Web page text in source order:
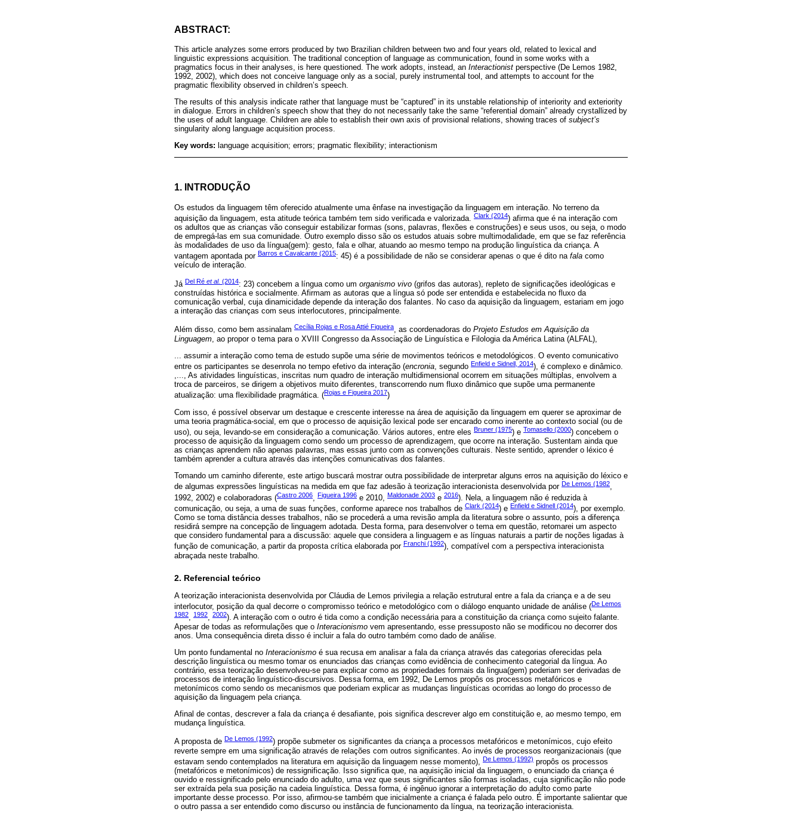
ABSTRACT:
This article analyzes some errors produced by two Brazilian children between two and four years old, related to lexical and
linguistic expressions acquisition. The traditional conception of language as communication, found in some works with a
pragmatics focus in their analyses, is here questioned. The work adopts, instead, an Interactionist perspective (De Lemos 1982,
1992, 2002), which does not conceive language only as a social, purely instrumental tool, and attempts to account for the
pragmatic flexibility observed in children’s speech.
The results of this analysis indicate rather that language must be “captured” in its unstable relationship of interiority and exteriority
in dialogue. Errors in children’s speech show that they do not necessarily take the same “referential domain” already crystallized by
the uses of adult language. Children are able to establish their own axis of provisional relations, showing traces of subject’s
singularity along language acquisition process.
Key words: language acquisition; errors; pragmatic flexibility; interactionism
1. INTRODUÇÃO
Os estudos da linguagem têm oferecido atualmente uma ênfase na investigação da linguagem em interação. No terreno da
aquisição da linguagem, esta atitude teórica também tem sido verificada e valorizada. Clark (2014) afirma que é na interação com
os adultos que as crianças vão conseguir estabilizar formas (sons, palavras, flexões e construções) e seus usos, ou seja, o modo
de empregá-las em sua comunidade. Outro exemplo disso são os estudos atuais sobre multimodalidade, em que se faz referência
às modalidades de uso da língua(gem): gesto, fala e olhar, atuando ao mesmo tempo na produção linguística da criança. A
vantagem apontada por Barros e Cavalcante (2015: 45) é a possibilidade de não se considerar apenas o que é dito na fala como
veículo de interação.
Já Del Ré et al. (2014: 23) concebem a língua como um organismo vivo (grifos das autoras), repleto de significações ideológicas e
construídas histórica e socialmente. Afirmam as autoras que a língua só pode ser entendida e estabelecida no fluxo da
comunicação verbal, cuja dinamicidade depende da interação dos falantes. No caso da aquisição da linguagem, estariam em jogo
a interação das crianças com seus interlocutores, principalmente.
Além disso, como bem assinalam Cecília Rojas e Rosa Attié Figueira, as coordenadoras do Projeto Estudos em Aquisição da
Linguagem , ao propor o tema para o XVIII Congresso da Associação de Linguística e Filologia da América Latina (ALFAL),
... assumir a interação como tema de estudo supõe uma série de movimentos teóricos e metodológicos. O evento comunicativo
entre os participantes se desenrola no tempo efetivo da interação (encronia, segundo Enfield e Sidnell, 2014), é complexo e dinâmico.
,..., As atividades linguísticas, inscritas num quadro de interação multidimensional ocorrem em situações múltiplas, envolvem a
troca de parceiros, se dirigem a objetivos muito diferentes, transcorrendo num fluxo dinâmico que supõe uma permanente
atualização: uma flexibilidade pragmática. (Rojas e Figueira 2017)
Com isso, é possível observar um destaque e crescente interesse na área de aquisição da linguagem em querer se aproximar de
uma teoria pragmática-social, em que o processo de aquisição lexical pode ser encarado como inerente ao contexto social (ou de
uso), ou seja, levando-se em consideração a comunicação. Vários autores, entre eles Bruner (1975) e Tomasello (2000) concebem o
processo de aquisição da linguagem como sendo um processo de aprendizagem, que ocorre na interação. Sustentam ainda que
as crianças aprendem não apenas palavras, mas essas junto com as convenções culturais. Neste sentido, aprender o léxico é
também aprender a cultura através das intenções comunicativas dos falantes.
Tomando um caminho diferente, este artigo buscará mostrar outra possibilidade de interpretar alguns erros na aquisição do léxico e
de algumas expressões linguísticas na medida em que faz adesão à teorização interacionista desenvolvida por De Lemos (1982,
1992, 2002) e colaboradoras (Castro 2006, Figueira 1996 e 2010, Maldonade 2003 e 2016). Nela, a linguagem não é reduzida à
comunicação, ou seja, a uma de suas funções, conforme aparece nos trabalhos de Clark (2014) e Enfield e Sidnell (2014), por exemplo.
Como se toma distância desses trabalhos, não se procederá a uma revisão ampla da literatura sobre o assunto, pois a diferença
residirá sempre na concepção de linguagem adotada. Desta forma, para desenvolver o tema em questão, retomarei um aspecto
que considero fundamental para a discussão: aquele que considera a linguagem e as línguas naturais a partir de noções ligadas à
função de comunicação, a partir da proposta crítica elaborada por Franchi (1992), compatível com a perspectiva interacionista
abraçada neste trabalho.
2. Referencial teórico
A teorização interacionista desenvolvida por Cláudia de Lemos privilegia a relação estrutural entre a fala da criança e a de seu
interlocutor, posição da qual decorre o compromisso teórico e metodológico com o diálogo enquanto unidade de análise (De Lemos
1982, 1992, 2002). A interação com o outro é tida como a condição necessária para a constituição da criança como sujeito falante.
Apesar de todas as reformulações que o Interacionismo vem apresentando, esse pressuposto não se modificou no decorrer dos
anos. Uma consequência direta disso é incluir a fala do outro também como dado de análise.
Um ponto fundamental no Interacionismo é sua recusa em analisar a fala da criança através das categorias oferecidas pela
descrição linguística ou mesmo tomar os enunciados das crianças como evidência de conhecimento categorial da língua. Ao
contrário, essa teorização desenvolveu-se para explicar como as propriedades formais da lingua(gem) poderiam ser derivadas de
processos de interação linguístico-discursivos. Dessa forma, em 1992, De Lemos propôs os processos metafóricos e
metonímicos como sendo os mecanismos que poderiam explicar as mudanças linguísticas ocorridas ao longo do processo de
aquisição da linguagem pela criança.
Afinal de contas, descrever a fala da criança é desafiante, pois significa descrever algo em constituição e, ao mesmo tempo, em
mudança linguística.
A proposta de De Lemos (1992) propõe submeter os significantes da criança a processos metafóricos e metonímicos, cujo efeito
reverte sempre em uma significação através de relações com outros significantes. Ao invés de processos reorganizacionais (que
estavam sendo contemplados na literatura em aquisição da linguagem nesse momento), De Lemos (1992) propôs os processos
(metafóricos e metonímicos) de ressignificação. Isso significa que, na aquisição inicial da linguagem, o enunciado da criança é
ouvido e ressignificado pelo enunciado do adulto, uma vez que seus significantes são formas isoladas, cuja significação não pode
ser extraída pela sua posição na cadeia linguística. Dessa forma, é ingênuo ignorar a interpretação do adulto como parte
importante desse processo. Por isso, afirmou-se também que inicialmente a criança é falada pelo outro. É importante salientar que
o outro passa a ser entendido como discurso ou instância de funcionamento da língua, na teorização interacionista.